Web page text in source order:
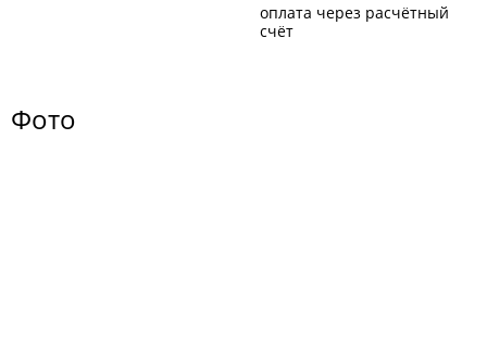
оплата через расчётный
счёт
Фото